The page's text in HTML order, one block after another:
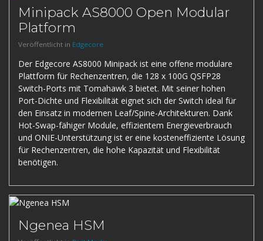
Minipack AS8000 Open Modular
Platform
Veröffentlicht in Edgecore
Der Edgecore AS8000 Minipack ist eine offene modulare
Plattform für Rechenzentren, die 128 x 100G QSFP28
Switch-Ports mit Tomahawk 3 bietet. Mit seiner hohen
Port-Dichte und Flexibilität eignet sich der Switch ideal für
den Einsatz in modernen Leaf/Spine-Architekturen. Dank
Hot-Swap-fähiger Module, effizientem Energieverbrauch
und ONIE-Unterstützung ist er eine kosteneffiziente Lösung
für Rechenzentren, die hohe Kapazität und Flexibilität
benötigen.
Ngenea HSM